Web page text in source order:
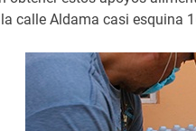
calle Aldama casi esquina